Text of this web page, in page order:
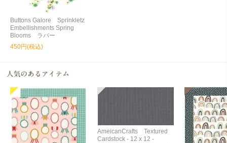
Buttons Galore Sprinkletz
Embellishments Spring
Blooms ラバー
450円(税込)
AmeicanCrafts Textured
Cardstock - 12 x 12 -